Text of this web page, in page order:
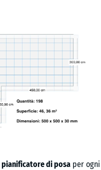
pianificatore di posa per ogni